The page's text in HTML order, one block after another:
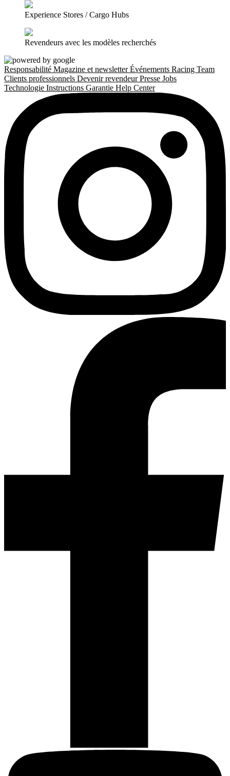
Experience Stores / Cargo Hubs
Revendeurs avec les modèles recherchés
Responsabilité Magazine et newsletterÉvénements Racing Team
Clients professionnels Devenir revendeurPresse Jobs
Technologie Instructions Garantie Help Center